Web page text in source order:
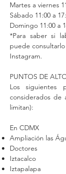
Martes a viernes
Sábado 11:00 a
Domingo 11:00 a
*Para saber si
puede
Instagram.
PUNTOS DE
Los siguientes
considerados de
limitan):
En CDMX
Ampliación las
Doctores
Iztacalco
Iztapalapa